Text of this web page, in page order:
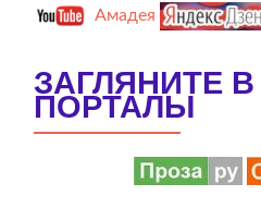
Амадея
ЗАГЛЯНИТЕ
ПОРТАЛЫ